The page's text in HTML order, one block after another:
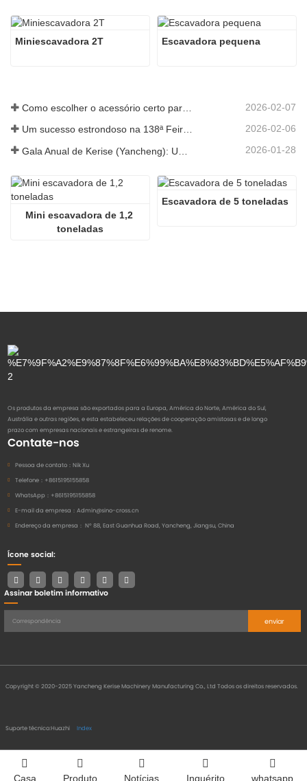
Miniescavadora 2T Escavadora pequena
2026-02-07
Um sucesso estrondoso na 138ª Feira de Cantão! 2026-02-06
2026-01-28
Mini escavadora de 1,2
toneladas
Escavadora de 5 toneladas
Os produtos da empresa são exportados para a Europa, América do Norte, América do Sul,
Austrália e outras regiões, e esta estabeleceu relações de cooperação amistosas e de longo
prazo com empresas nacionais e estrangeiras de renome.
Contate-nos
Pessoa de contato： Nik Xu
Telefone： +8615195155858
WhatsApp： +8615195155858
E-mail da empresa： Admin@sino-cross.cn
Endereço da empresa： Nº 88, East Guanhua Road, Yancheng, Jiangsu, China
Ícone social:
Assinar boletim informativo
enviar
Copyright © 2020-2025 Yancheng Kerise Machinery Manufacturing Co., Ltd Todos os direitos reservados.
Suporte técnico:Huazhi Index
Casa Produto Notícias Inquérito whatsapp